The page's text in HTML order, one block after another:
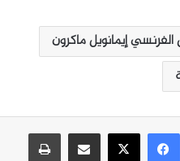
الفرنسي إيمانويل ماكرون
فيسبوك
‫X مشاركة عبر البريد طباعة